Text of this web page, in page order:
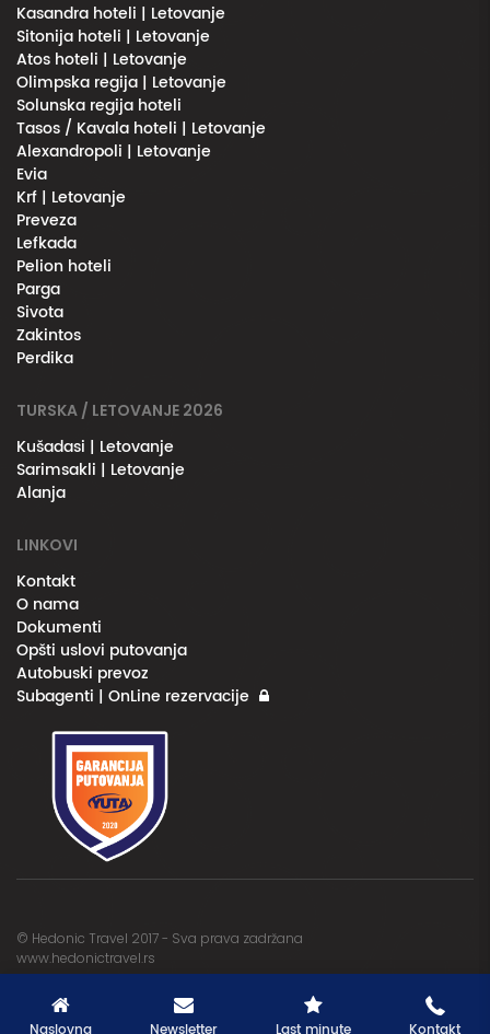
Kasandra hoteli | Letovanje
Sitonija hoteli | Letovanje
Atos hoteli | Letovanje
Olimpska regija | Letovanje
Solunska regija hoteli
Tasos / Kavala hoteli | Letovanje
Alexandropoli | Letovanje
Evia
Krf | Letovanje
Preveza
Lefkada
Pelion hoteli
Parga
Sivota
Zakintos
Perdika
TURSKA / LETOVANJE 2026
Kušadasi | Letovanje
Sarimsakli | Letovanje
Alanja
LINKOVI
Kontakt
O nama
Dokumenti
Opšti uslovi putovanja
Autobuski prevoz
Subagenti | OnLine rezervacije
© Hedonic Travel 2017 - Sva prava zadržana
www.hedonictravel.rs